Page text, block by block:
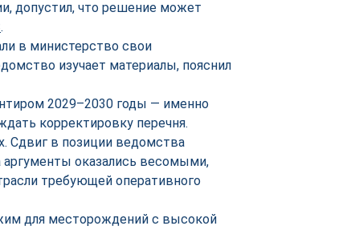
допустил, что решение может
.
в министерство свои
изучает материалы, пояснил
2029–2030 годы — именно
корректировку перечня.
Сдвиг в позиции ведомства
аргументы оказались весомыми,
требующей оперативного
для месторождений с высокой